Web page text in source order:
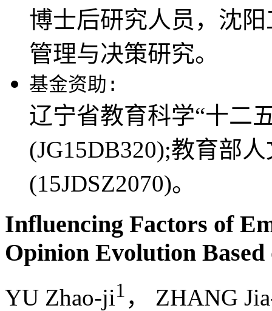
博士后研究人员，沈
管理与决策研究。
基金资助:
辽宁省教育科学“十二
(JG15DB320);教育部
(15JDSZ2070)。
Influencing Factors of
Opinion Evolution
YU Zhao-ji1 ， ZHANG